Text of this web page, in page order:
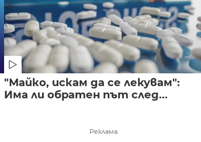
"Майко, искам да се лекувам":
Има ли обратен път след...
Реклама